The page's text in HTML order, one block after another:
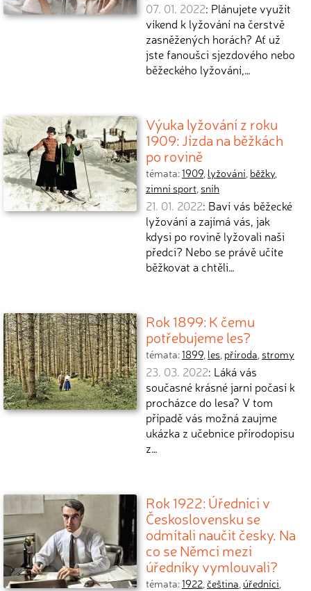
07. 01. 2022: Plánujete využít
víkend k lyžování na čerstvě
zasněžených horách? Ať už
jste fanoušci sjezdového nebo
běžeckého lyžování,…
Výuka lyžování z roku
1909: Jízda na běžkách
po rovině
témata:1909, lyžování, běžky,
zimní sport, sníh
21. 01. 2022: Baví vás běžecké
lyžování a zajímá vás, jak
kdysi po rovině lyžovali naši
předci? Nebo se právě učíte
běžkovat a chtěli…
Rok 1899: K čemu
potřebujeme les?
témata:1899, les, příroda, stromy
23. 03. 2022: Láká vás
současné krásné jarní počasí k
procházce do lesa? V tom
případě vás možná zaujme
ukázka z učebnice přírodopisu
z…
Rok 1922: Úředníci v
Československu se
odmítali naučit česky. Na
co se Němci mezi
úředníky vymlouvali?
témata:1922,čeština, úředníci,